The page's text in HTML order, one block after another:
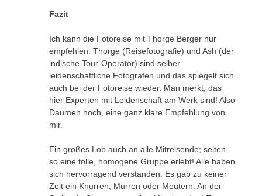
Fazit
Ich kann die Fotoreise mit Thorge Berger nur
empfehlen. Thorge (Reisefotografie) und Ash (der
indische Tour-Operator) sind selber
leidenschaftliche Fotografen und das spiegelt sich
auch bei der Fotoreise wieder. Man merkt, das
hier Experten mit Leidenschaft am Werk sind! Also
Daumen hoch, eine ganz klare Empfehlung von
mir.
Ein großes Lob auch an alle Mitreisende; selten
so eine tolle, homogene Gruppe erlebt! Alle haben
sich hervorragend verstanden. Es gab zu keiner
Zeit ein Knurren, Murren oder Meutern. An der